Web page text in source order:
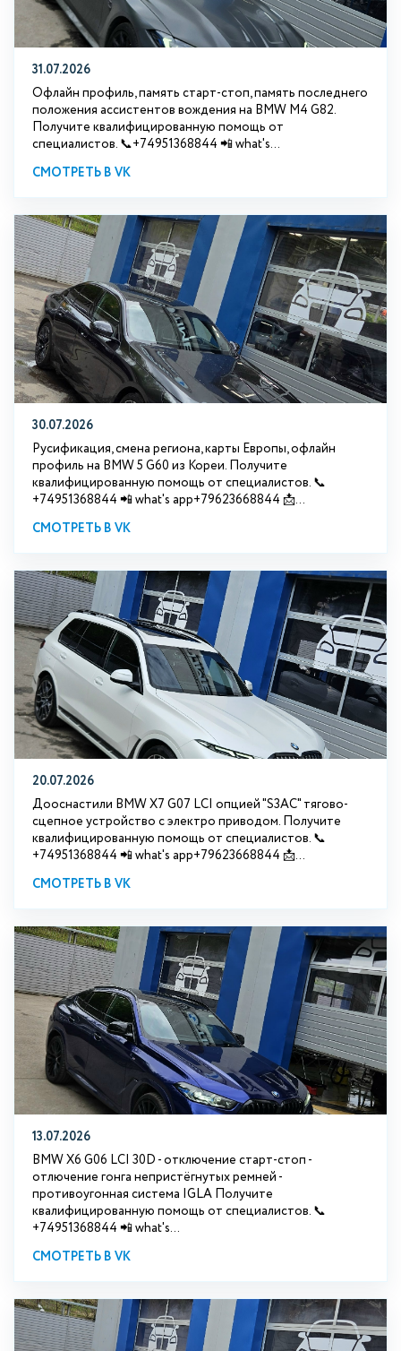
31.07.2026
Офлайн профиль, память старт-стоп, память последнего
положения ассистентов вождения на BMW М4 G82.
Получите квалифицированную помощь от
специалистов. 📞+74951368844 📲 what's...
СМОТРЕТЬ В VK
30.07.2026
Русификация, смена региона, карты Европы, офлайн
профиль на BMW 5 G60 из Кореи. Получите
квалифицированную помощь от специалистов. 📞
+74951368844 📲 what's app+79623668844 📩...
СМОТРЕТЬ В VK
20.07.2026
Дооснастили BMW Х7 G07 LCI опцией "S3АС" тягово-
сцепное устройство с электро приводом. Получите
квалифицированную помощь от специалистов. 📞
+74951368844 📲 what's app+79623668844 📩...
СМОТРЕТЬ В VK
13.07.2026
BMW X6 G06 LCI 30D - отключение старт-стоп -
отлючение гонга непристёгнутых ремней -
противоугонная система IGLA Получите
квалифицированную помощь от специалистов. 📞
+74951368844 📲 what's...
СМОТРЕТЬ В VK